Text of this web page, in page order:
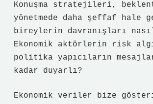
Konuşma stratejileri,
yönetmede daha şeffaf hale
bireylerin davranışları
Ekonomik aktörlerin risk
politika yapıcıların
kadar duyarlı?
Ekonomik veriler bize